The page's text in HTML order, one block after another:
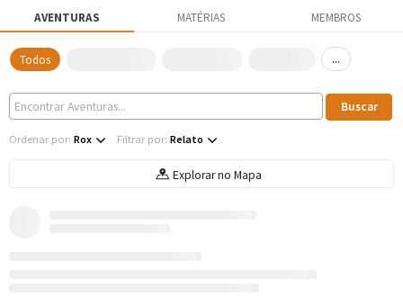
AVENTURAS MATÉRIAS MEMBROS
Todos ...
Ordenar por: Rox Filtrar por: Relato
Explorar no Mapa